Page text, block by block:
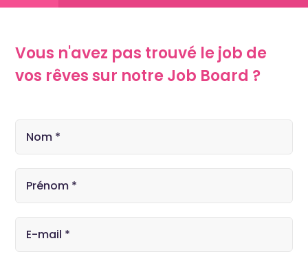
Vous n'avez pas trouvé le job de
vos rêves sur notre Job Board ?